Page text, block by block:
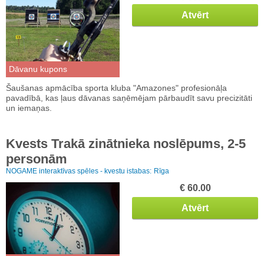
Dāvanu kupons
Atvērt
Šaušanas apmācība sporta kluba "Amazones" profesionāļa
pavadībā, kas ļaus dāvanas saņēmējam pārbaudīt savu precizitāti
un iemaņas.
Kvests Trakā zinātnieka noslēpums, 2-5
personām
NOGAME interaktīvas spēles - kvestu istabas: Rīga
€ 60.00
Atvērt